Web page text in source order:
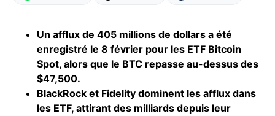
Un afflux de 405 millions de dollars a été
enregistré le 8 février pour les ETF Bitcoin
Spot, alors que le BTC repasse au-dessus des
$47,500.
BlackRock et Fidelity dominent les afflux dans
les ETF, attirant des milliards depuis leur